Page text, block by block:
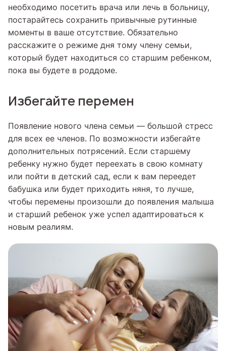
необходимо посетить врача или лечь в больницу,
постарайтесь сохранить привычные рутинные
моменты в ваше отсутствие. Обязательно
расскажите о режиме дня тому члену семьи,
который будет находиться со старшим ребенком,
пока вы будете в роддоме.
Избегайте перемен
Появление нового члена семьи — большой стресс
для всех ее членов. По возможности избегайте
дополнительных потрясений. Если старшему
ребенку нужно будет переехать в свою комнату
или пойти в детский сад, если к вам переедет
бабушка или будет приходить няня, то лучше,
чтобы перемены произошли до появления малыша
и старший ребенок уже успел адаптироваться к
новым реалиям.